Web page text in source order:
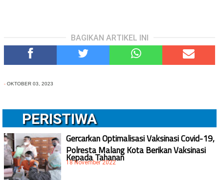
BAGIKAN ARTIKEL INI
- OKTOBER 03, 2023
PERISTIWA
Gercarkan Optimalisasi Vaksinasi Covid-19,
Polresta Malang Kota Berikan Vaksinasi
Kepada Tahanan
18 November 2022